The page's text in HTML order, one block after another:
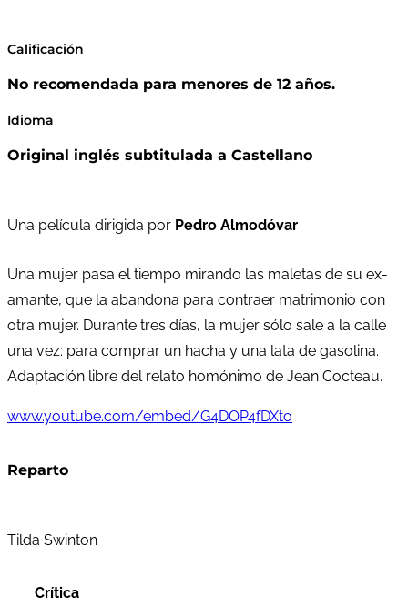
Calificación
No recomendada para menores de 12 años.
Idioma
Original inglés subtitulada a Castellano
Una película dirigida por Pedro Almodóvar
Una mujer pasa el tiempo mirando las maletas de su ex-
amante, que la abandona para contraer matrimonio con
otra mujer. Durante tres días, la mujer sólo sale a la calle
una vez: para comprar un hacha y una lata de gasolina.
Adaptación libre del relato homónimo de Jean Cocteau.
www.youtube.com/embed/G4DOP4fDXto
Reparto
Tilda Swinton
Crítica